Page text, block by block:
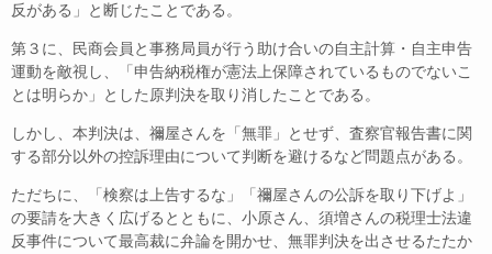
反がある」と断じたことである。
第３に、民商会員と事務局員が行う助け合いの自主計算・自主申告
運動を敵視し、「申告納税権が憲法上保障されているものでないこ
とは明らか」とした原判決を取り消したことである。
しかし、本判決は、禰屋さんを「無罪」とせず、査察官報告書に関
する部分以外の控訴理由について判断を避けるなど問題点がある。
ただちに、「検察は上告するな」「禰屋さんの公訴を取り下げよ」
の要請を大きく広げるとともに、小原さん、須増さんの税理士法違
反事件について最高裁に弁論を開かせ、無罪判決を出させるたたか